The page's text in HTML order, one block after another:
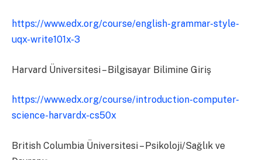
https://www.edx.org/course/english-grammar-style-
uqx-write101x-3
Harvard Üniversitesi – Bilgisayar Bilimine Giriş
https://www.edx.org/course/introduction-computer-
science-harvardx-cs50x
British Columbia Üniversitesi – Psikoloji/Sağlık ve